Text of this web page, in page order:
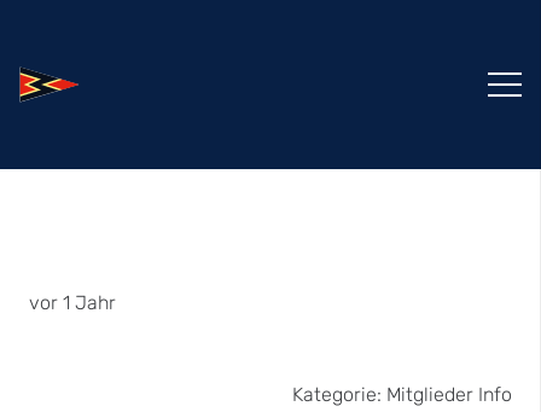
vor 1 Jahr
Kategorie: Mitglieder Info